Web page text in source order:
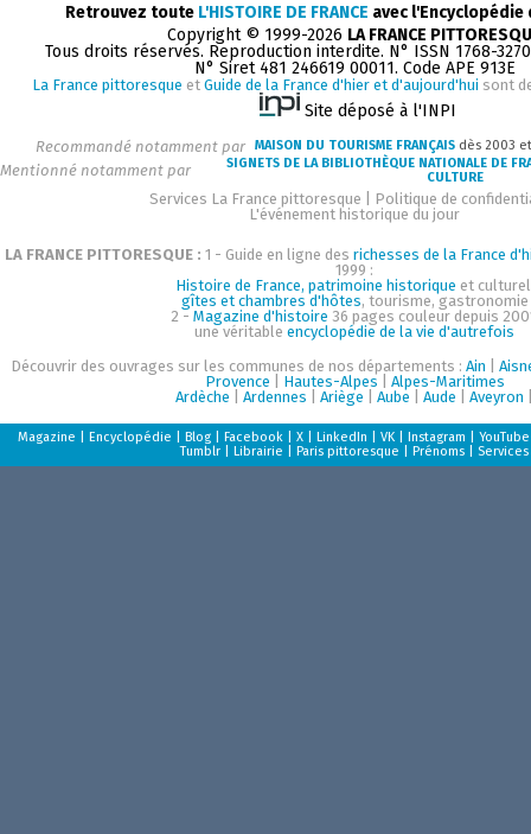
Retrouvez toute L'HISTOIRE DE FRANCE avec
Copyright © 1999-2026 LA FRANCE
Tous droits réservés. Reproduction interdite. N° ISSN 1768-
N° Siret 481 246619 00011. Code APE 913E
La France pittoresque et Guide de la France d'hier et d'aujourd'hui sont
Site déposé à l'INPI
Recommandé notamment par MAISON DU TOURISME FRANÇAIS dès 2003
Mentionné notamment par
SIGNETS DE LA BIBLIOTHÈQUE NATIONALE DE
CULTURE
Services La France pittoresque
Politique de
L'événement historique du jour
LA FRANCE PITTORESQUE : 1 - Guide en ligne des richesses de la France
1999 :
Histoire de France, patrimoine historique et
gîtes et chambres d'hôtes, tourisme, gastronomie
2 - Magazine d'histoire 36 pages couleur depuis
une véritableencyclopédie de la vie d'autrefois
Découvrir des ouvrages sur les communes de nos départements :Ain |
Provence
Hautes-Alpes
Alpes-Maritimes
Ardèche |Ardennes |Ariège |Aube |Aude |Aveyron
Magazine |Encyclopédie |Blog |Facebook |X |LinkedIn |VK |Instagram |YouTube
Tumblr |Librairie |Paris pittoresque |Prénoms Services